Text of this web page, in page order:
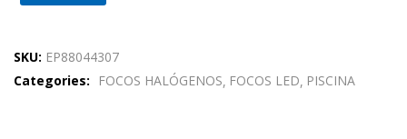
SKU: EP88044307
Categories:
FOCOS HALÓGENOS FOCOS LED PISCINA